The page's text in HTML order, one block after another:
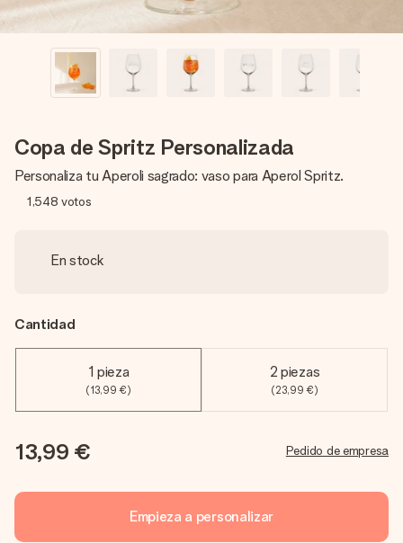
Copa de Spritz Personalizada
Personaliza tu Aperoli sagrado: vaso para Aperol Spritz.
1,548 votos
En stock
Cantidad
1 pieza
(13,99 €)
2 piezas
(23,99 €)
13,99 € Pedido de empresa
Empieza a personalizar